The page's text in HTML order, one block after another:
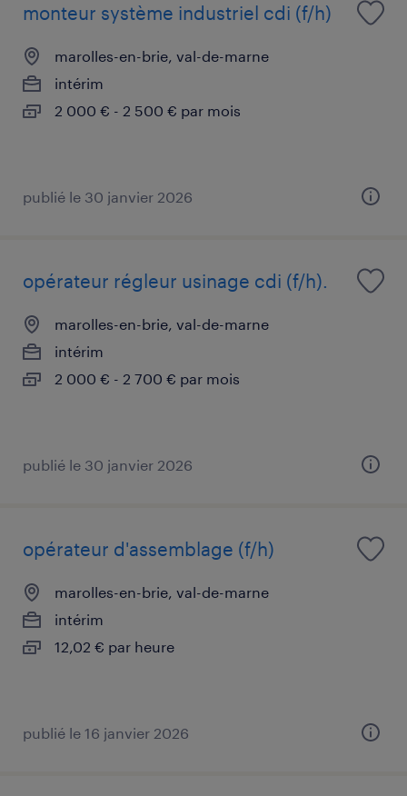
monteur système industriel cdi (f/h)
marolles-en-brie, val-de-marne
intérim
2 000 € - 2 500 € par mois
publié le 30 janvier 2026
opérateur régleur usinage cdi (f/h).
marolles-en-brie, val-de-marne
intérim
2 000 € - 2 700 € par mois
publié le 30 janvier 2026
opérateur d'assemblage (f/h)
marolles-en-brie, val-de-marne
intérim
12,02 € par heure
publié le 16 janvier 2026